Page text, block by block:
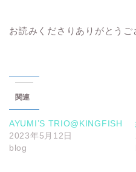
お読みくださりありがとうご
関連
AYUMI’S TRIO@KINGFISH
2023年5月12日
blog